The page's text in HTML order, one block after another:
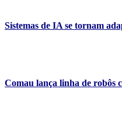
Sistemas de IA se tornam
Comau lança linha de robôs